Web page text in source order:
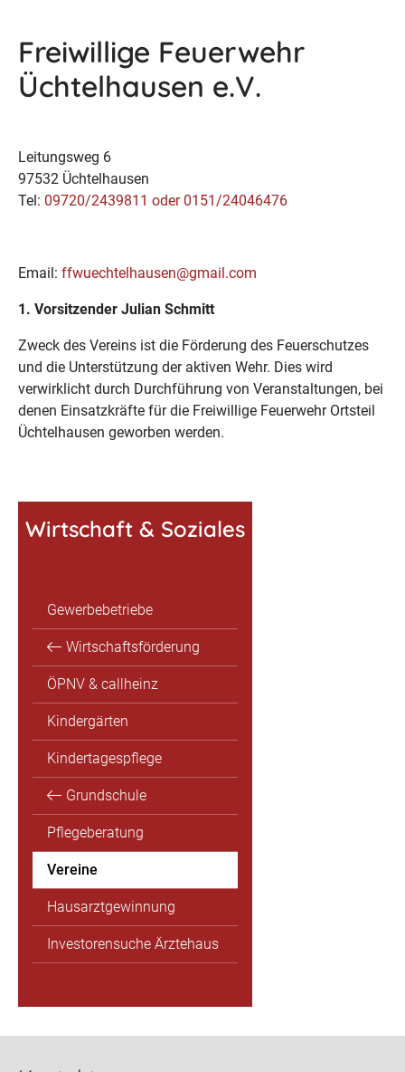
Freiwillige Feuerwehr
Üchtelhausen e.V.
Leitungsweg 6
97532 Üchtelhausen
Tel: 09720/2439811 oder 0151/24046476
Email: ffwuechtelhausen@gmail.com
1. Vorsitzender Julian Schmitt
Zweck des Vereins ist die Förderung des Feuerschutzes
und die Unterstützung der aktiven Wehr. Dies wird
verwirklicht durch Durchführung von Veranstaltungen, bei
denen Einsatzkräfte für die Freiwillige Feuerwehr Ortsteil
Üchtelhausen geworben werden.
Wirtschaft & Soziales
Gewerbebetriebe
Wirtschaftsförderung
ÖPNV & callheinz
Kindergärten
Kindertagespflege
Grundschule
Pflegeberatung
Vereine
Hausarztgewinnung
Investorensuche Ärztehaus